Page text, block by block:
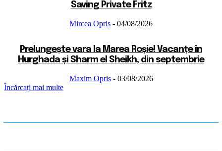
Saving Private Fritz
Mircea Opris - 04/08/2026
Prelungește vara la Marea Roșie! Vacanțe în
Hurghada și Sharm el Sheikh, din septembrie
Maxim Opris - 03/08/2026
Încărcați mai multe